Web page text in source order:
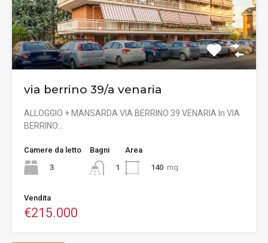
via berrino 39/a venaria
ALLOGGIO + MANSARDA VIA BERRINO 39 VENARIA In VIA
BERRINO…
Camere da letto
3
Bagni
1
Area
140 mq
Vendita
€215.000